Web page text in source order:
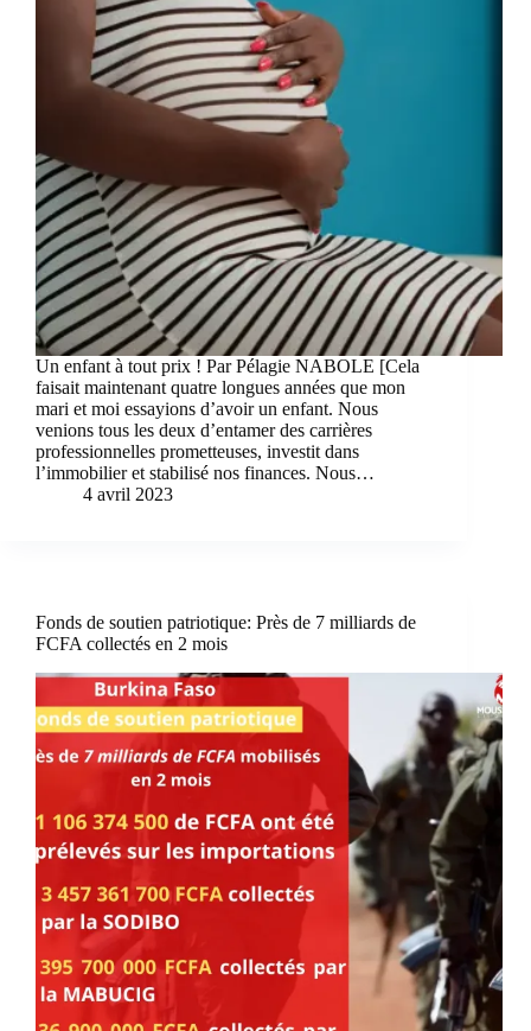
Un enfant à tout prix ! Par Pélagie NABOLE [Cela
faisait maintenant quatre longues années que mon
mari et moi essayions d’avoir un enfant. Nous
venions tous les deux d’entamer des carrières
professionnelles prometteuses, investit dans
l’immobilier et stabilisé nos finances. Nous…
4 avril 2023
Fonds de soutien patriotique: Près de 7 milliards de
FCFA collectés en 2 mois